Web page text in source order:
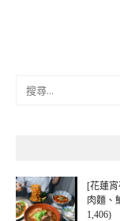
[花蓮
肉麵、
1,406)